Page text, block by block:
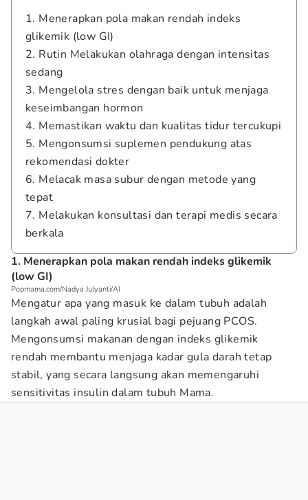
1. Menerapkan pola makan rendah indeks
glikemik (low GI)
2. Rutin Melakukan olahraga dengan intensitas
sedang
3. Mengelola stres dengan baik untuk menjaga
keseimbangan hormon
4. Memastikan waktu dan kualitas tidur tercukupi
5. Mengonsumsi suplemen pendukung atas
rekomendasi dokter
6. Melacak masa subur dengan metode yang
tepat
7. Melakukan konsultasi dan terapi medis secara
berkala
1. Menerapkan pola makan rendah indeks glikemik
(low GI)
Popmama.com/Nadya Julyanti/AI
Mengatur apa yang masuk ke dalam tubuh adalah
langkah awal paling krusial bagi pejuang PCOS.
Mengonsumsi makanan dengan indeks glikemik
rendah membantu menjaga kadar gula darah tetap
stabil, yang secara langsung akan memengaruhi
sensitivitas insulin dalam tubuh Mama.